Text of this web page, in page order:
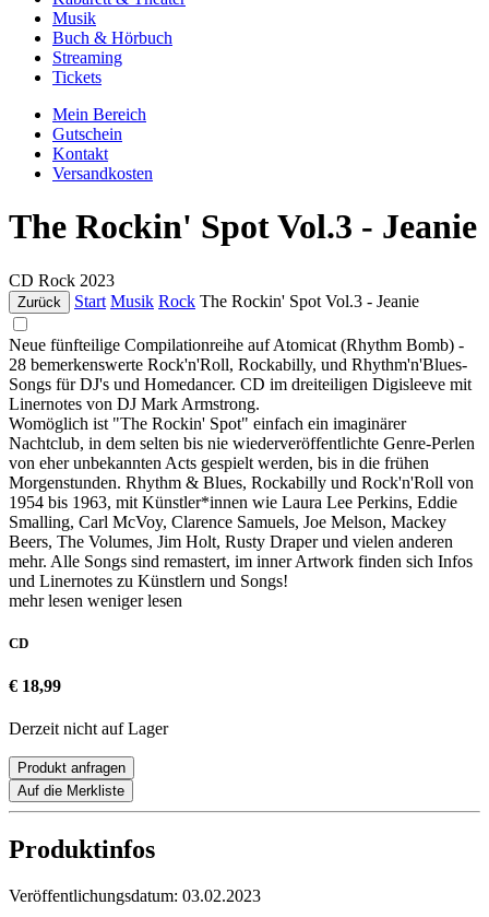
Musik
Buch & Hörbuch
Streaming
Tickets
Mein Bereich
Gutschein
Kontakt
Versandkosten
The Rockin' Spot Vol.3 - Jeanie
CD Rock 2023
Zurück Start Musik Rock The Rockin' Spot Vol.3 - Jeanie
Neue fünfteilige Compilationreihe auf Atomicat (Rhythm Bomb) -
28 bemerkenswerte Rock'n'Roll, Rockabilly, und Rhythm'n'Blues-
Songs für DJ's und Homedancer. CD im dreiteiligen Digisleeve mit
Linernotes von DJ Mark Armstrong.
Womöglich ist "The Rockin' Spot" einfach ein imaginärer
Nachtclub, in dem selten bis nie wiederveröffentlichte Genre-Perlen
von eher unbekannten Acts gespielt werden, bis in die frühen
Morgenstunden. Rhythm & Blues, Rockabilly und Rock'n'Roll von
1954 bis 1963, mit Künstler*innen wie Laura Lee Perkins, Eddie
Smalling, Carl McVoy, Clarence Samuels, Joe Melson, Mackey
Beers, The Volumes, Jim Holt, Rusty Draper und vielen anderen
mehr. Alle Songs sind remastert, im inner Artwork finden sich Infos
und Linernotes zu Künstlern und Songs!
mehr lesen weniger lesen
CD
€ 18,99
Derzeit nicht auf Lager
Produkt anfragen
Auf die Merkliste
Produktinfos
Veröffentlichungsdatum: 03.02.2023